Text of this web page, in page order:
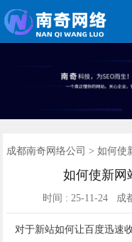
成都南奇网络公司 > 如何使
如何使新网
时间 : 25-11-24 成
对于新站如何让百度迅速